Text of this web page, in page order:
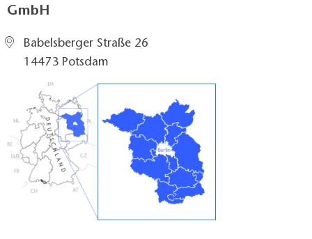
GmbH
Babelsberger Straße 26
14473 Potsdam